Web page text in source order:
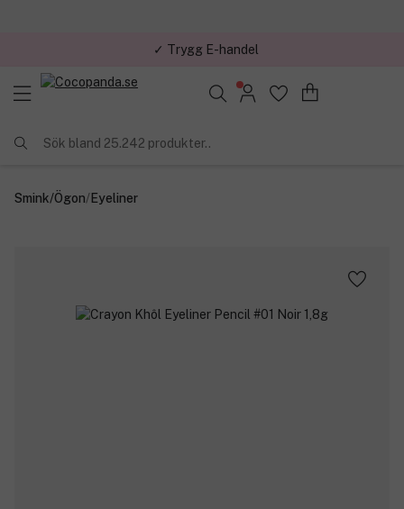
✓ Trygg E-handel
Sök bland 25.242 produkter..
Smink/Ögon/Eyeliner